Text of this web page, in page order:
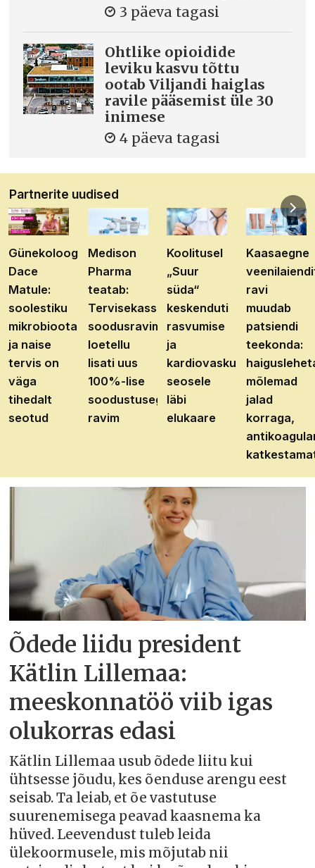
3 päeva tagasi
Ohtlike opioidide
leviku kasvu tõttu
ootab Viljandi haiglas
ravile pääsemist üle 30
inimese
4 päeva tagasi
Partnerite uudised
Günekoloog
Dace
Matule:
soolestiku
mikrobioota
ja naise
tervis on
väga
tihedalt
seotud
Medison
Pharma
teatab:
Tervisekassa
soodusravimite
loetellu
lisati uus
100%-lise
soodustusega
ravim
Koolitusel
„Suur
süda“
keskenduti
rasvumise
ja
kardiovaskulaarhaiguste
seosele
läbi
elukaare
Kaasaegne
ravi
muudab
patsiendi
teekonda:
mõlemad
jalad
korraga,
Õdede liidu president
Kätlin Lillemaa:
meeskonnatöö viib igas
olukorras edasi
Kätlin Lillemaa usub õdede liitu kui
ühtsesse jõudu, kes õenduse arengu eest
seisab. Ta leiab, et õe vastutuse
suurenemisega peavad kaasnema ka
hüved. Leevendust tuleb leida
ülekoormusele, mis mõjutab nii